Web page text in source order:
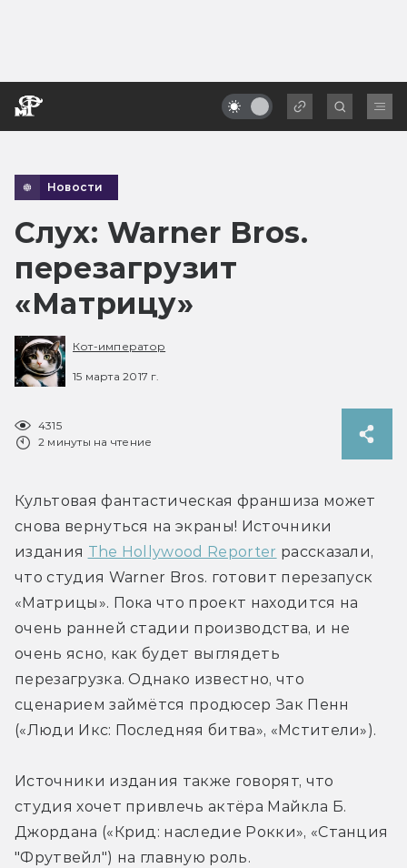
Новости
Слух: Warner Bros.
перезагрузит
«Матрицу»
Кот-император
15 марта 2017 г.
4315
2 минуты на чтение
Культовая фантастическая франшиза может
снова вернуться на экраны! Источники
издания The Hollywood Reporter рассказали,
что студия Warner Bros. готовит перезапуск
«Матрицы». Пока что проект находится на
очень ранней стадии производства, и не
очень ясно, как будет выглядеть
перезагрузка. Однако известно, что
сценарием займётся продюсер Зак Пенн
(«Люди Икс: Последняя битва», «Мстители»).
Источники издания также говорят, что
студия хочет привлечь актёра Майкла Б.
Джордана («Крид: наследие Рокки», «Станция
"Фрутвейл") на главную роль.